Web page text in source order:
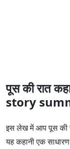
पूस की रात
story
इस लेख में आप पूस की
यह कहानी एक